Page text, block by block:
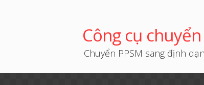
Công cụ
Chuyển PPSM sang định